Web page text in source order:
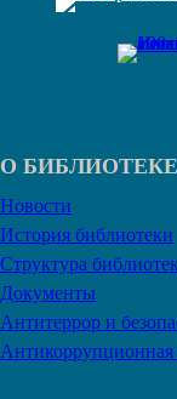
О БИБЛИОТЕКЕ
Новости
История библиотеки
Структура
Документы
Антитеррор и
Антикоррупционная